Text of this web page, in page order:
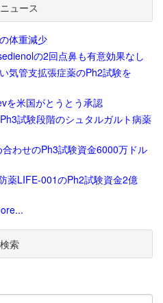
ュース
体重減少
の2回点鼻も有意効果なし
気管支拡張症薬のPh2試験を
を米国がとうとう承認
試験段階のシュタルガルト病薬
わせのPh3試験資金6000万ドル
薬LIFE-001のPh2試験資金2億
検索